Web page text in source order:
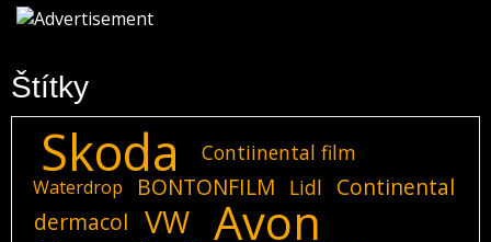
Štítky
Skoda Contiinental film
Waterdrop BONTONFILM Lidl
Continental
dermacol
VW Avon